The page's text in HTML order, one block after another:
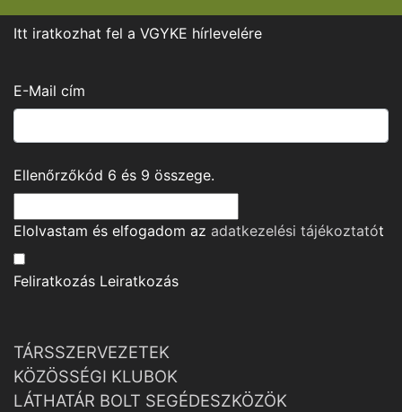
Itt iratkozhat fel a VGYKE hírlevelére
E-Mail cím
Ellenőrzőkód 6 és 9 összege.
Elolvastam és elfogadom az adatkezelési tájékoztatót
Feliratkozás Leiratkozás
TÁRSSZERVEZETEK
KÖZÖSSÉGI KLUBOK
LÁTHATÁR BOLT SEGÉDESZKÖZÖK